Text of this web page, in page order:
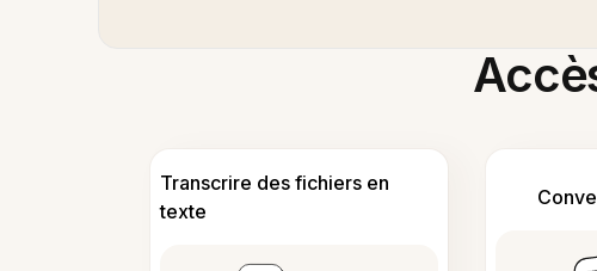
Transcrire des fichiers en
texte